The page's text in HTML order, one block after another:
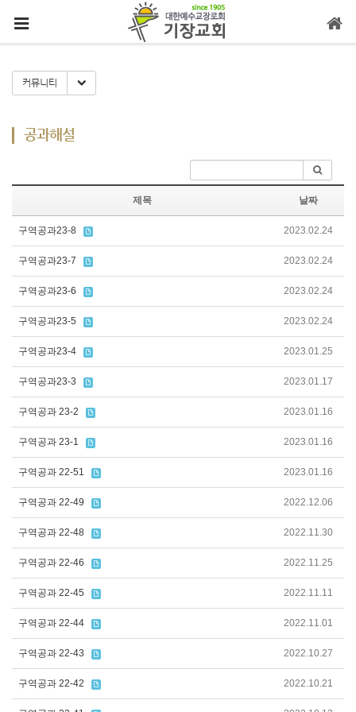
커뮤니티 Toggle Dropdown
공과해설
제목 날짜
구역공과23-8 2023.02.24
구역공과23-7 2023.02.24
구역공과23-6 2023.02.24
구역공과23-5 2023.02.24
구역공과23-4 2023.01.25
구역공과23-3 2023.01.17
구역공과 23-2 2023.01.16
구역공과 23-1 2023.01.16
구역공과 22-51 2023.01.16
구역공과 22-49 2022.12.06
구역공과 22-48 2022.11.30
구역공과 22-46 2022.11.25
구역공과 22-45 2022.11.11
구역공과 22-44 2022.11.01
구역공과 22-43 2022.10.27
구역공과 22-42 2022.10.21